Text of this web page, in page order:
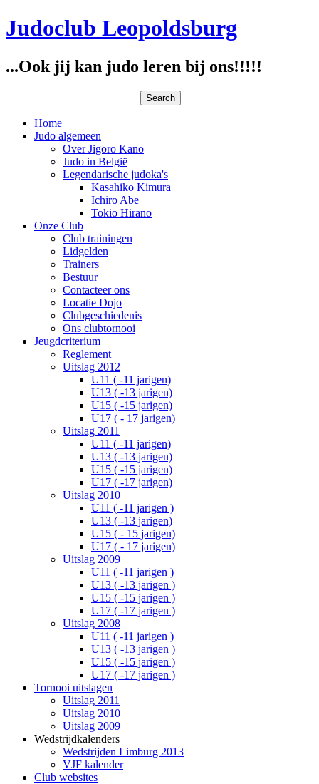
Judoclub Leopoldsburg
...Ook jij kan judo leren bij ons!!!!!
Home
Judo algemeen
Over Jigoro Kano
Judo in België
Legendarische judoka's
Kasahiko Kimura
Ichiro Abe
Tokio Hirano
Onze Club
Club trainingen
Lidgelden
Trainers
Bestuur
Contacteer ons
Locatie Dojo
Clubgeschiedenis
Ons clubtornooi
Jeugdcriterium
Reglement
Uitslag 2012
U11 ( -11 jarigen)
U13 ( -13 jarigen)
U15 ( -15 jarigen)
U17 ( - 17 jarigen)
Uitslag 2011
U11 ( -11 jarigen)
U13 ( -13 jarigen)
U15 ( -15 jarigen)
U17 ( -17 jarigen)
Uitslag 2010
U11 ( -11 jarigen )
U13 ( -13 jarigen)
U15 ( - 15 jarigen)
U17 ( - 17 jarigen)
Uitslag 2009
U11 ( -11 jarigen )
U13 ( -13 jarigen )
U15 ( -15 jarigen )
U17 ( -17 jarigen )
Uitslag 2008
U11 ( -11 jarigen )
U13 ( -13 jarigen )
U15 ( -15 jarigen )
U17 ( -17 jarigen )
Tornooi uitslagen
Uitslag 2011
Uitslag 2010
Uitslag 2009
Wedstrijdkalenders
Wedstrijden Limburg 2013
VJF kalender
Club websites